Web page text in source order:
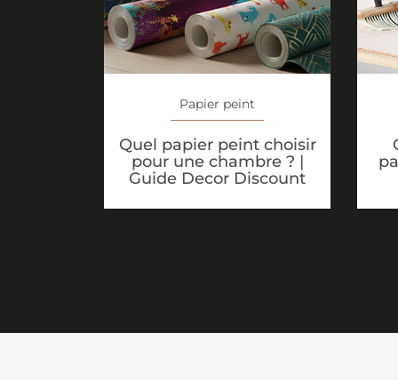
Papier peint
Quel papier peint choisir
pour une chambre ? |
Guide Decor Discount